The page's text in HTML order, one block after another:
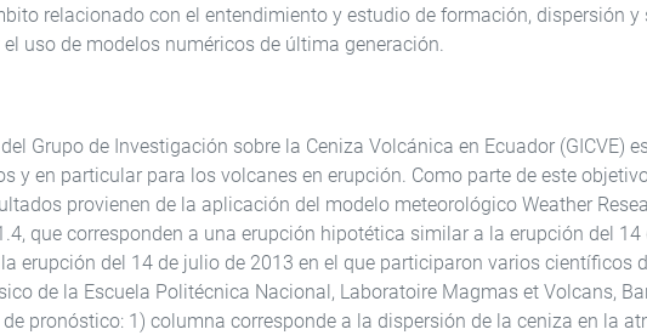
relacionado con el entendimiento y estudio de formación, dispersión
uso de modelos numéricos de última generación.
Grupo de Investigación sobre la Ceniza Volcánica en Ecuador (GICVE)
y en particular para los volcanes en erupción. Como parte de este
provienen de la aplicación del modelo meteorológico Weather
que corresponden a una erupción hipotética similar a la erupción del
erupción del 14 de julio de 2013 en el que participaron varios científicos
de la Escuela Politécnica Nacional, Laboratoire Magmas et Volcans,
pronóstico: 1) columna corresponde a la dispersión de la ceniza en la